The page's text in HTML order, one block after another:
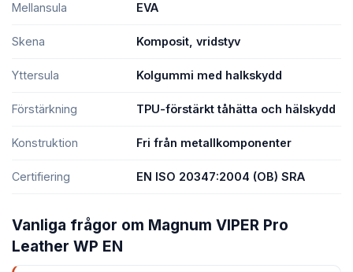
Mellansula EVA
Skena Komposit, vridstyv
Yttersula Kolgummi med halkskydd
Förstärkning TPU-förstärkt tåhätta och hälskydd
Konstruktion Fri från metallkomponenter
Certifiering EN ISO 20347:2004 (OB) SRA
Vanliga frågor om Magnum VIPER Pro
Leather WP EN